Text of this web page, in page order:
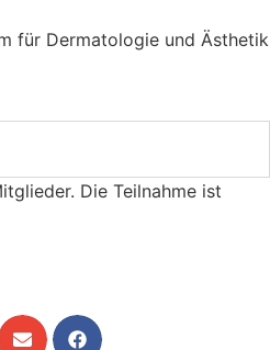
für Dermatologie und Ästhetik
Die Teilnahme ist